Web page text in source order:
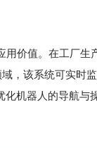
价值。在工厂生
，该系统可实时
机器人的导航与